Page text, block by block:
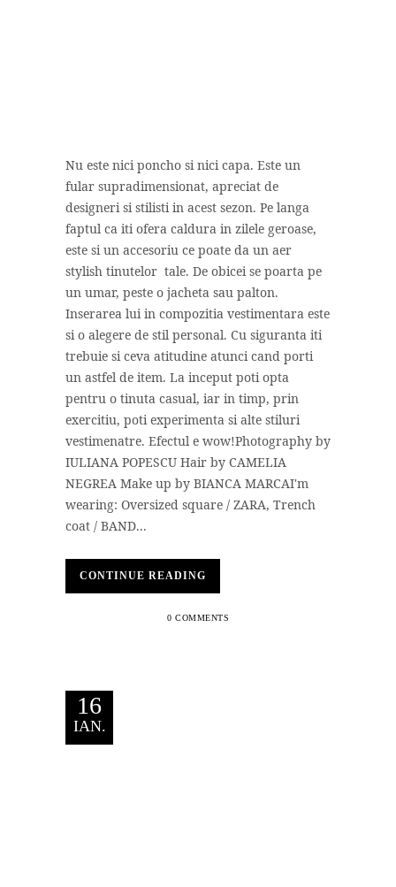
Nu este nici poncho si nici capa. Este un
fular supradimensionat, apreciat de
designeri si stilisti in acest sezon. Pe langa
faptul ca iti ofera caldura in zilele geroase,
este si un accesoriu ce poate da un aer
stylish tinutelor tale. De obicei se poarta pe
un umar, peste o jacheta sau palton.
Inserarea lui in compozitia vestimentara este
si o alegere de stil personal. Cu siguranta iti
trebuie si ceva atitudine atunci cand porti
un astfel de item. La inceput poti opta
pentru o tinuta casual, iar in timp, prin
exercitiu, poti experimenta si alte stiluri
vestimenatre. Efectul e wow!Photography by
IULIANA POPESCU Hair by CAMELIA
NEGREA Make up by BIANCA MARCAI'm
wearing: Oversized square / ZARA, Trench
coat / BAND...
CONTINUE READING
0 COMMENTS
16
IAN.